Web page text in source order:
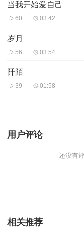
当我开始爱自己
60 03:42
岁月
56 03:54
阡陌
39 01:58
用户评论
还没有
相关推荐